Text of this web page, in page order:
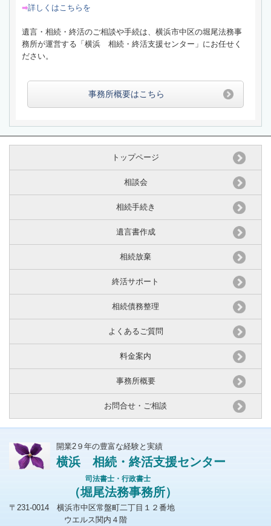
➡詳しくはこちらを
遺言・相続・終活のご相談や手続は、横浜市中区の堀尾法務事
務所が運営する「横浜 相続・終活支援センター」にお任せく
ださい。
事務所概要はこちら
トップページ
相談会
相続手続き
遺言書作成
相続放棄
終活サポート
相続債務整理
よくあるご質問
料金案内
事務所概要
お問合せ・ご相談
開業2９年の豊富な経験と実績
横浜 相続・終活支援センター
司法書士・行政書士
（堀尾法務事務所）
〒231-0014 横浜市中区常盤町二丁目１２番地
ウエルス関内４階